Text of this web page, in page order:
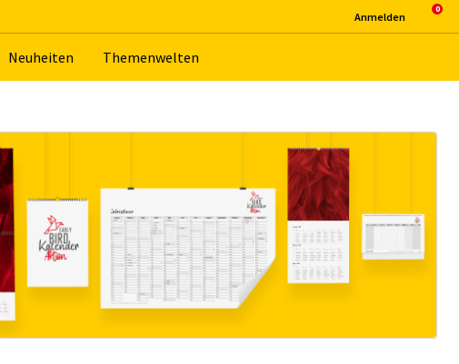
Neu­hei­ten The­men­wel­ten
An­mel­den